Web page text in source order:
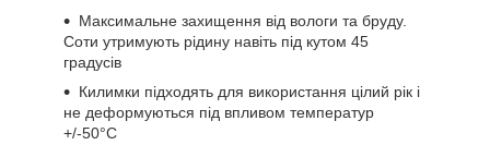
Максимальне захищення від вологи та бруду.
Соти утримують рідину навіть під кутом 45
градусів
Килимки підходять для використання цілий рік і
не деформуються під впливом температур
+/-50°C